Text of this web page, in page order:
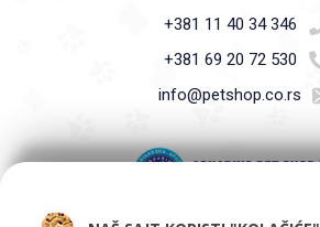
+381 11 40 34 346
+381 69 20 72 530
info@petshop.co.rs